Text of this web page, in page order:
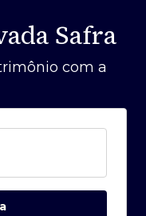
Safra
com a